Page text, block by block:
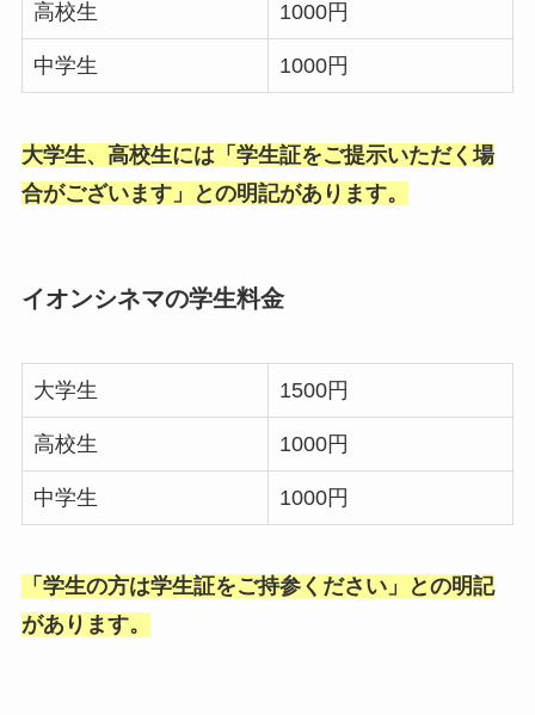
高校生 1000円
中学生 1000円
大学生、高校生には「学生証をご提示いただく場
合がございます」との明記があります。
イオンシネマの学生料金
大学生 1500円
高校生 1000円
中学生 1000円
「学生の方は学生証をご持参ください」との明記
があります。